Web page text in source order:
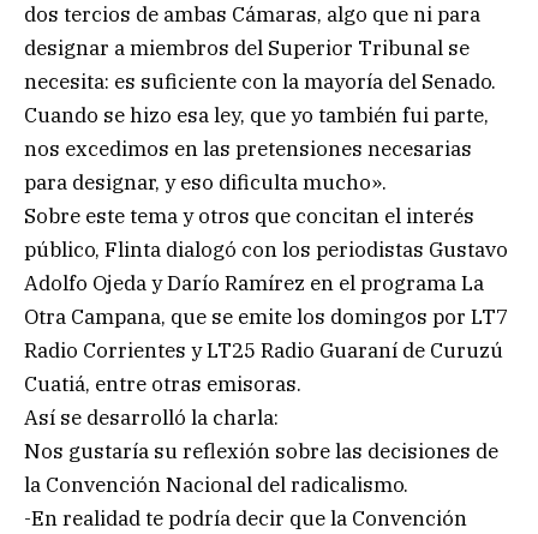
dos tercios de ambas Cámaras, algo que ni para
designar a miembros del Superior Tribunal se
necesita: es suficiente con la mayoría del Senado.
Cuando se hizo esa ley, que yo también fui parte,
nos excedimos en las pretensiones necesarias
para designar, y eso dificulta mucho».
Sobre este tema y otros que concitan el interés
público, Flinta dialogó con los periodistas Gustavo
Adolfo Ojeda y Darío Ramírez en el programa La
Otra Campana, que se emite los domingos por LT7
Radio Corrientes y LT25 Radio Guaraní de Curuzú
Cuatiá, entre otras emisoras.
Así se desarrolló la charla:
Nos gustaría su reflexión sobre las decisiones de
la Convención Nacional del radicalismo.
-En realidad te podría decir que la Convención